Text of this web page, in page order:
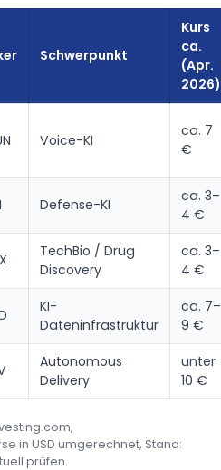
Schwerpunkt
Kurs
ca.
(Apr.
2026)
Voice-KI
ca. 7
€
Defense-KI
ca. 3–
4 €
TechBio / Drug
Discovery
ca. 3–
4 €
KI-
Dateninfrastruktur
ca. 7–
9 €
Autonomous
Delivery
unter
10 €
in USD umgerechnet, Stand:
prüfen.